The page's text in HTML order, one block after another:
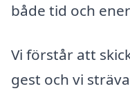
både tid och
Vi förstår att
gest och vi